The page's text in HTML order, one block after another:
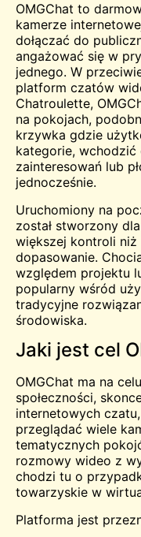
OMGChat to
kamerze
dołączać do
angażować się w
jednego. W
platform czatów
Chatroulette,
na pokojach,
krzywka gdzie
kategorie,
zainteresowań lub
jednocześnie.
Uruchomiony na
został stworzony
większej kontroli
dopasowanie.
względem projektu
popularny wśród
tradycyjne
środowiska.
Jaki jest cel
OMGChat ma na
społeczności,
internetowych
przeglądać wiele
tematycznych
rozmowy wideo z
chodzi tu o
towarzyskie w
Platforma jest